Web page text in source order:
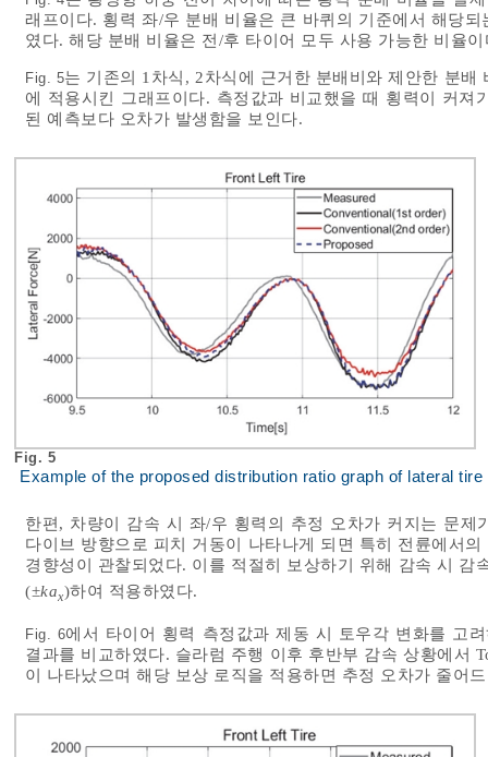
래프이다. 횡력 좌/우 분배 비율은 큰 바퀴의 기준에서 해당
였다. 해당 분배 비율은 전/후 타이어 모두 사용 가능한 비율이
Fig. 5는 기존의 1차식, 2차식에 근거한 분배비와 제안한 분
에 적용시킨 그래프이다. 측정값과 비교했을 때 횡력이 커
된 예측보다 오차가 발생함을 보인다.
Fig. 5
Example of the proposed distribution ratio graph of lateral
한편, 차량이 감속 시 좌/우 횡력의 추정 오차가 커지는 문
다이브 방향으로 피치 거동이 나타나게 되면 특히 전륜에서
경향성이 관찰되었다. 이를 적절히 보상하기 위해 감속 시 감
(±kax)하여 적용하였다.
Fig. 6에서 타이어 횡력 측정값과 제동 시 토우각 변화를 고
결과를 비교하였다. 슬라럼 주행 이후 후반부 감속 상황에서
이 나타났으며 해당 보상 로직을 적용하면 추정 오차가 줄어